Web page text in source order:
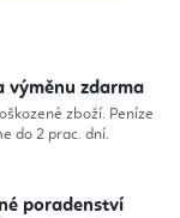
výměnu zdarma
zboží. Peníze
do 2 prac. dní.
poradenství